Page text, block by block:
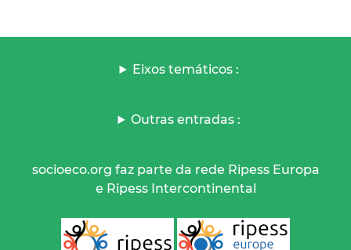
Eixos temáticos :
Outras entradas :
socioeco.org faz parte da rede Ripess Europa
e Ripess Intercontinental